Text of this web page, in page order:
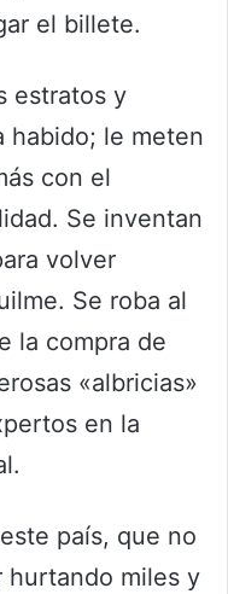
el billete.
estratos y
habido; le meten
con el
Se inventan
volver
Se roba al
la compra de
«albricias»
en la
país, que no
hurtando miles y